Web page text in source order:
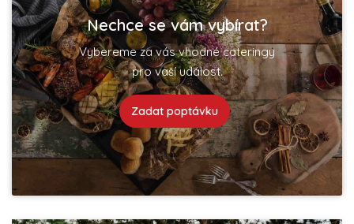
Nechce se vám vybírat?
Vybereme za vás vhodné cateringy
pro vaší událost.
Zadat poptávku